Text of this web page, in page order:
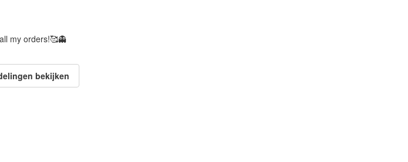
my orders!🥰👻
bekijken